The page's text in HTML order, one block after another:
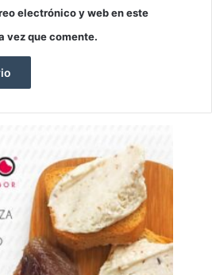
electrónico y web en este
vez que comente.